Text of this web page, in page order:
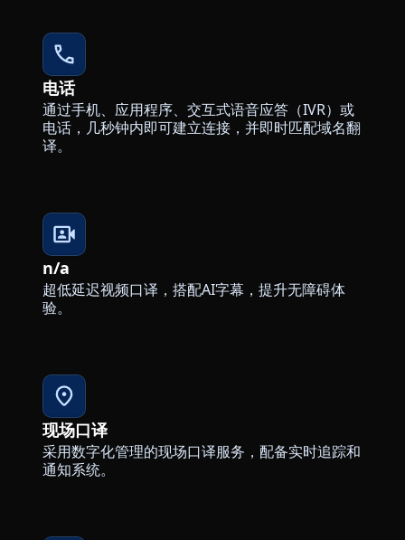
电话
通过手机、应用程序、交互式语音应答（IVR）或
电话，几秒钟内即可建立连接，并即时匹配域名翻
译。
n/a
超低延迟视频口译，搭配AI字幕，提升无障碍体
验。
现场口译
采用数字化管理的现场口译服务，配备实时追踪和
通知系统。